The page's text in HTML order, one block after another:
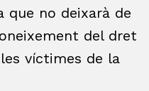
que no deixarà de
del dret
víctimes de la